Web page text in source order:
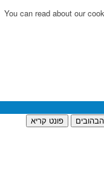
You can read about our
פונט קריא